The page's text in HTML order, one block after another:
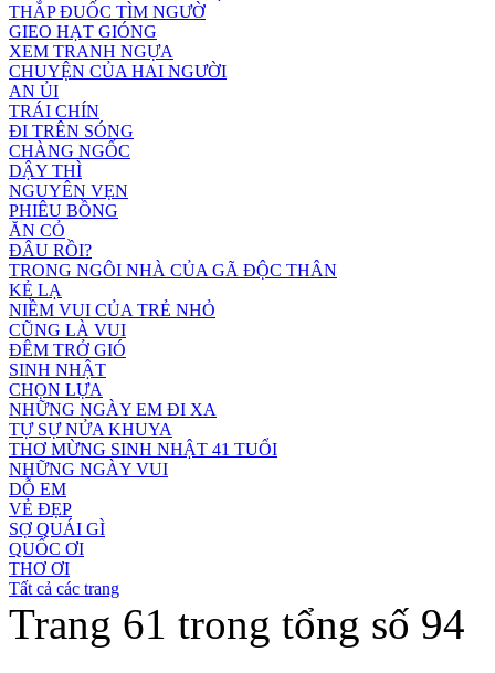
THẮP ĐUỐC TÌM NGƯỜ
GIEO HẠT GIÓNG
XEM TRANH NGỰA
CHUYỆN CỦA HAI NGƯỜI
AN ỦI
TRÁI CHÍN
ĐI TRÊN SÓNG
CHÀNG NGỐC
DẬY THÌ
NGUYÊN VẸN
PHIÊU BỒNG
ĂN CỎ
ĐÂU RỒI?
TRONG NGÔI NHÀ CỦA GÃ ĐỘC THÂN
KẺ LẠ
NIỀM VUI CỦA TRẺ NHỎ
CŨNG LÀ VUI
ĐÊM TRỞ GIÓ
SINH NHẬT
CHỌN LỰA
NHỮNG NGÀY EM ĐI XA
TỰ SỰ NỬA KHUYA
THƠ MỪNG SINH NHẬT 41 TUỔI
NHỮNG NGÀY VUI
DỖ EM
VẺ ĐẸP
SỢ QUÁI GÌ
QUỐC ƠI
THƠ ƠI
Tất cả các trang
Trang 61 trong tổng số 94